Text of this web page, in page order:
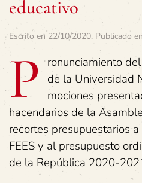
educativo
Escrito en 22/10/2020. Publicado en
P
ronunciamiento
de la Universidad
mociones
hacendarios de la
recortes presupuestarios
FEES y al presupuesto
de la República 2020-